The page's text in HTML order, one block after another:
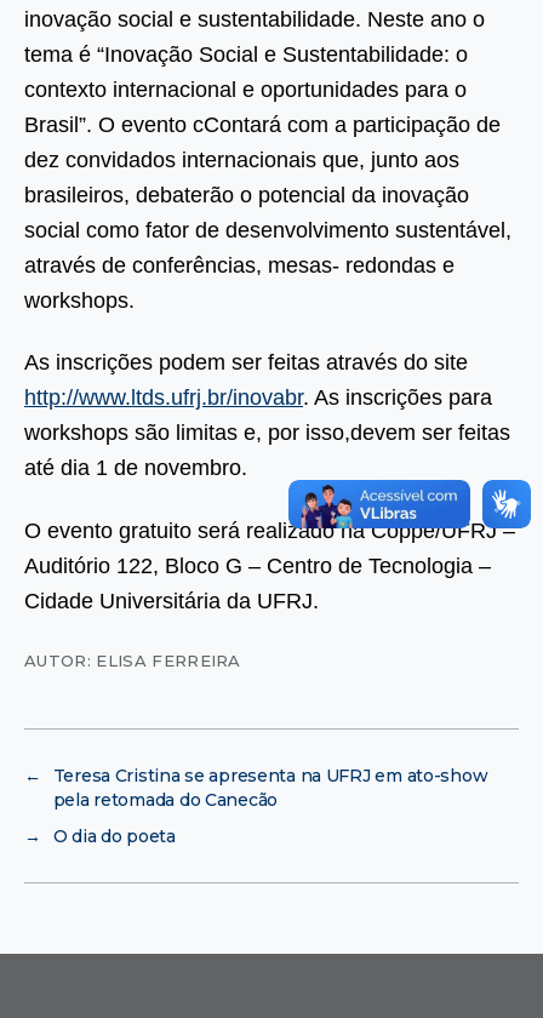
inovação social e sustentabilidade. Neste ano o
tema é “Inovação Social e Sustentabilidade: o
contexto internacional e oportunidades para o
Brasil”. O evento cContará com a participação de
dez convidados internacionais que, junto aos
brasileiros, debaterão o potencial da inovação
social como fator de desenvolvimento sustentável,
através de conferências, mesas- redondas e
workshops.
As inscrições podem ser feitas através do site
http://www.ltds.ufrj.br/inovabr. As inscrições para
workshops são limitas e, por isso,devem ser feitas
até dia 1 de novembro.
O evento gratuito será realizado na Coppe/UFRJ –
Auditório 122, Bloco G – Centro de Tecnologia –
Cidade Universitária da UFRJ.
AUTOR: ELISA FERREIRA
←
Teresa Cristina se apresenta na UFRJ em ato-show
pela retomada do Canecão
→
O dia do poeta